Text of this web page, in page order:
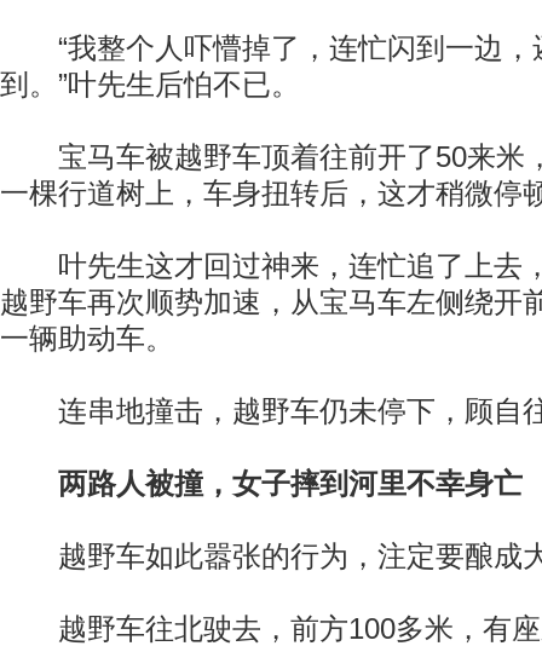
“我整个人吓懵掉了，连忙闪到一边，
到。”叶先生后怕不已。
宝马车被越野车顶着往前开了50来米
一棵行道树上，车身扭转后，这才稍微停
叶先生这才回过神来，连忙追了上去
越野车再次顺势加速，从宝马车左侧绕开
一辆助动车。
连串地撞击，越野车仍未停下，顾自
两路人被撞，女子摔到河里不幸身亡
越野车如此嚣张的行为，注定要酿成
越野车往北驶去，前方100多米，有座